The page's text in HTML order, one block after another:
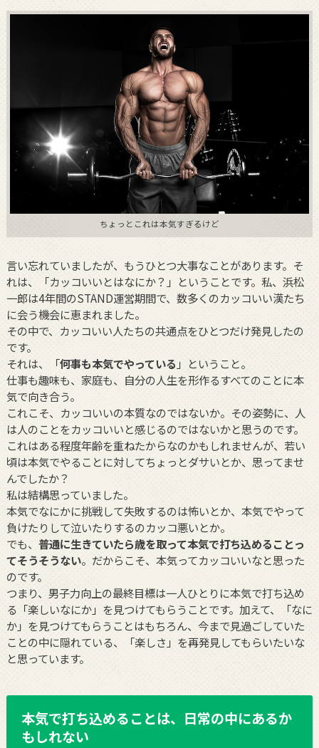
ちょっとこれは本気すぎるけど
言い忘れていましたが、もうひとつ大事なことがあります。そ
れは、「カッコいいとはなにか？」ということです。私、浜松
一郎は4年間のSTAND運営期間で、数多くのカッコいい漢たち
に会う機会に恵まれました。
その中で、カッコいい人たちの共通点をひとつだけ発見したの
です。
それは、「何事も本気でやっている 」ということ。
仕事も趣味も、家庭も、自分の人生を形作るすべてのことに本
気で向き合う。
これこそ、カッコいいの本質なのではないか。その姿勢に、人
は人のことをカッコいいと感じるのではないかと思うのです。
これはある程度年齢を重ねたからなのかもしれませんが、若い
頃は本気でやることに対してちょっとダサいとか、思ってませ
んでしたか？
私は結構思っていました。
本気でなにかに挑戦して失敗するのは怖いとか、本気でやって
負けたりして泣いたりするのカッコ悪いとか。
でも、 普通に生きていたら歳を取って本気で打ち込めることっ
てそうそうない。だからこそ、本気ってカッコいいなと思った
のです。
つまり、男子力向上の最終目標は一人ひとりに本気で打ち込め
る「楽しいなにか」を見つけてもらうことです。加えて、「なに
か」を見つけてもらうことはもちろん、今まで見過ごしていた
ことの中に隠れている、「楽しさ」を再発見してもらいたいな
と思っています。
本気で打ち込めることは、日常の中にあるか
もしれない